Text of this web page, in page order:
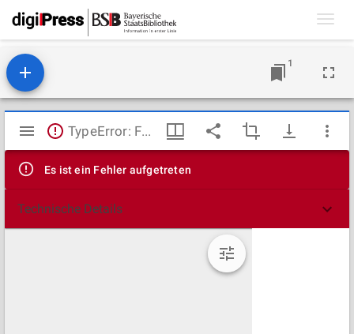
1
Mirador
Viewer
TypeError: Failed to fetch
Es ist ein Fehler aufgetreten
Technische Details